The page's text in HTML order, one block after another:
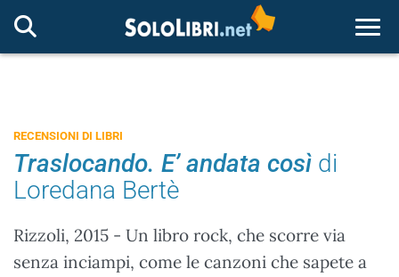
RECENSIONI DI LIBRI
Traslocando. E’ andata così di
Loredana Bertè
Rizzoli, 2015 - Un libro rock, che scorre via
senza inciampi, come le canzoni che sapete a